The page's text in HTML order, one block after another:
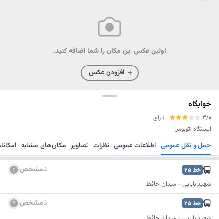
اولین عکس این مکان را شما اضافه کنید.
افزودن عکس
خوابگاه
3/0
1 رای
ایستگاه اتوبوس
مسیریابی ذخیره ارسال حمل و نقل عمومی اطلاعات عمومی نظرات تصاویر مکان‌های مشابه
خط25 نامشخص
شهید بابایی - میدان حافظ
خط25 نامشخص